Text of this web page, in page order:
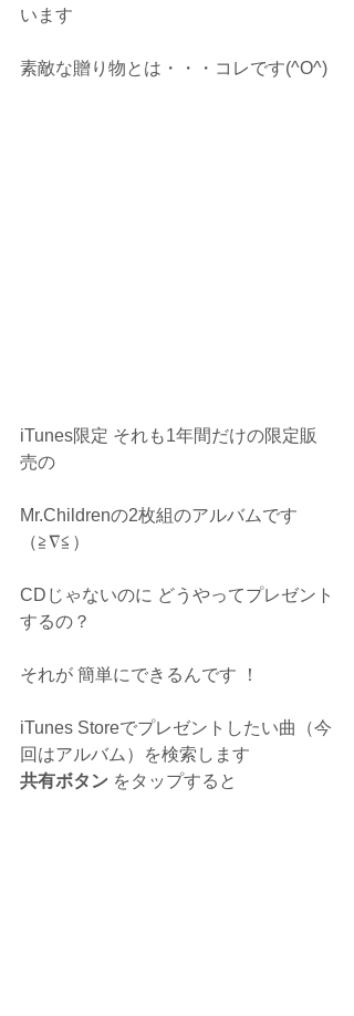
います
素敵な贈り物とは・・・コレです(^O^)
iTunes限定 それも1年間だけの限定販
売の
Mr.Childrenの2枚組のアルバムです
（≧∇≦）
CDじゃないのに どうやってプレゼント
するの？
それが 簡単にできるんです ！
iTunes Storeでプレゼントしたい曲（今
回はアルバム）を検索します
共有ボタン をタップすると